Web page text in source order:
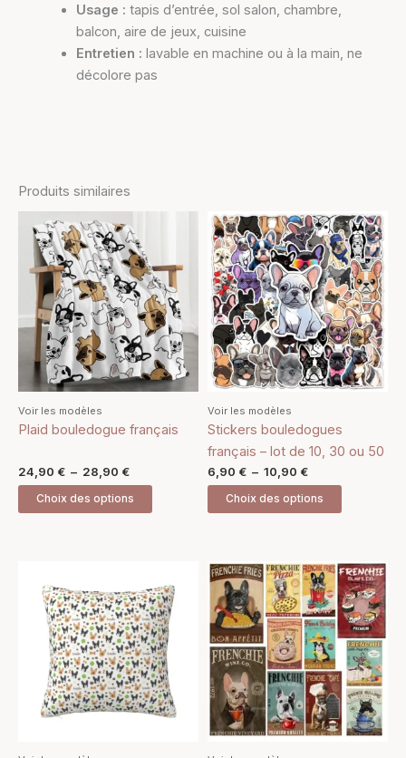
Usage : tapis d’entrée, sol salon, chambre,
balcon, aire de jeux, cuisine
Entretien : lavable en machine ou à la main, ne
décolore pas
Produits similaires
Voir les modèles
Plaid bouledogue français
24,90 € – 28,90 €
de
prix :
24,90 €
à
28,90 €
Choix des options
a
plusieurs
variations.
Les
options
peuvent
être
sur
page
Voir les modèles
Stickers bouledogues
français – lot de 10, 30 ou 50
6,90 € – 10,90 €
Plage
de
prix :
6,90 €
à
10,90 €
Choix des options
Ce
produit
a
plusieurs
variations.
Les
options
peuvent
être
sur
la
page
produit
a
plusieurs
variations.
Les
options
peuvent
Plage
de
prix :
12,90 €
à
17,90 €
Ce
produit
a
plusieurs
variations.
Les
options
peuvent